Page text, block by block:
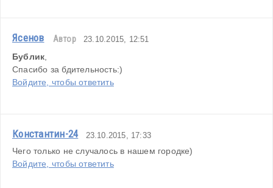
Ясенов Автор 23.10.2015, 12:51
Бублик,
Спасибо за бдительность:)
Войдите, чтобы ответить
Константин-24 23.10.2015, 17:33
Чего только не случалось в нашем городке)
Войдите, чтобы ответить